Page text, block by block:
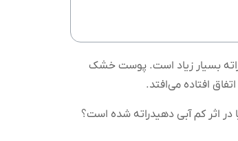
بسیار زیاد است. پوست خشک
افتاده می‌افتد.
اثر کم آبی دهیدراته شده است؟